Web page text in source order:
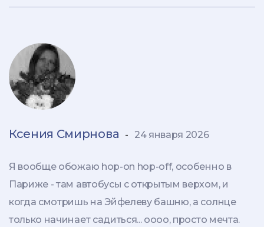
Ксения Смирнова - 24 января 2026
Я вообще обожаю hop-on hop-off, особенно в
Париже - там автобусы с открытым верхом, и
когда смотришь на Эйфелеву башню, а солнце
только начинает садиться... оооо, просто мечта.